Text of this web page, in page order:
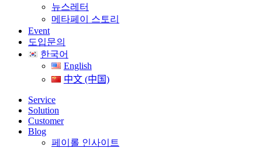
뉴스레터
메타페이 스토리
Event
도입문의
한국어
English
中文 (中国)
Service
Solution
Customer
Blog
페이롤 인사이트